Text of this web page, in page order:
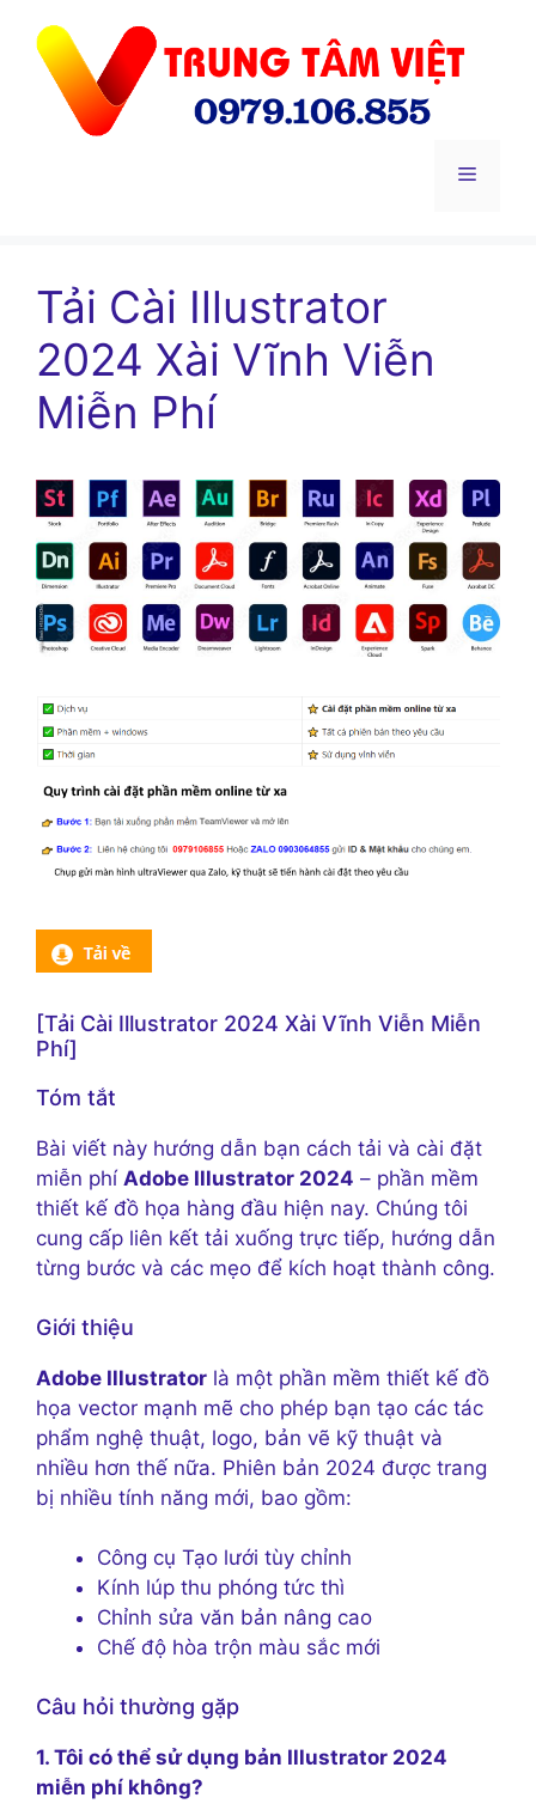
Menu
Tải Cài Illustrator
2024 Xài Vĩnh Viễn
Miễn Phí
[Tải Cài Illustrator 2024 Xài Vĩnh Viễn Miễn
Phí]
Tóm tắt
Bài viết này hướng dẫn bạn cách tải và cài đặt
miễn phí Adobe Illustrator 2024 – phần mềm
thiết kế đồ họa hàng đầu hiện nay. Chúng tôi
cung cấp liên kết tải xuống trực tiếp, hướng dẫn
từng bước và các mẹo để kích hoạt thành công.
Giới thiệu
Adobe Illustrator là một phần mềm thiết kế đồ
họa vector mạnh mẽ cho phép bạn tạo các tác
phẩm nghệ thuật, logo, bản vẽ kỹ thuật và
nhiều hơn thế nữa. Phiên bản 2024 được trang
bị nhiều tính năng mới, bao gồm:
Công cụ Tạo lưới tùy chỉnh
Kính lúp thu phóng tức thì
Chỉnh sửa văn bản nâng cao
Chế độ hòa trộn màu sắc mới
Câu hỏi thường gặp
1. Tôi có thể sử dụng bản Illustrator 2024
miễn phí không?